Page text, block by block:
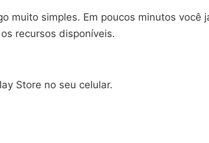
muito simples. Em poucos minutos você
recursos disponíveis.
Store no seu celular.